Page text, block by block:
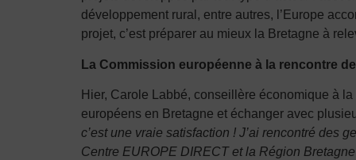
développement rural, entre autres, l’Europe
projet, c’est préparer au mieux la Bretagne à
La Commission européenne à la rencontre
Hier, Carole Labbé, conseillère économique à
européens en Bretagne et échanger avec
c’est une vraie satisfaction ! J’ai rencontré des
Centre EUROPE DIRECT et la Région